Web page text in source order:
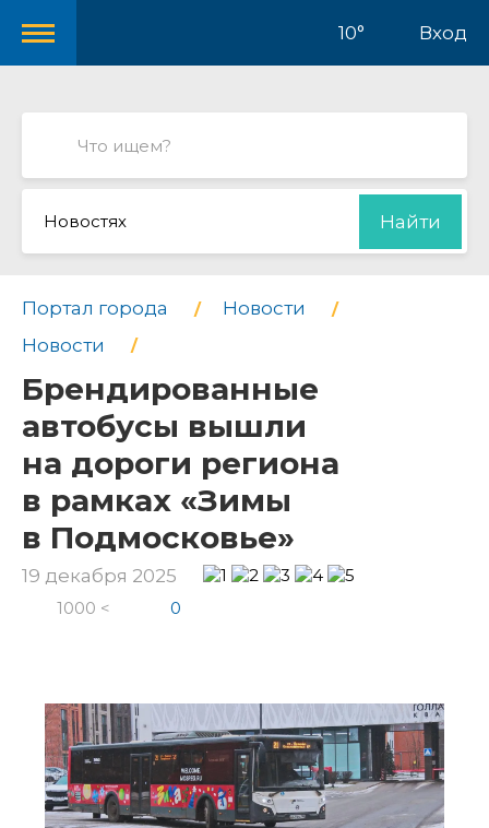
10° Вход
Новостях Найти
Портал города
Новости
Новости
Брендированные
автобусы вышли
на дороги региона
в рамках «Зимы
в Подмосковье»
19 декабря 2025
1000 < 0